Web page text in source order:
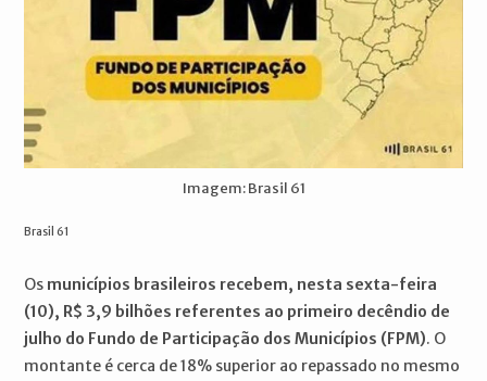
Imagem: Brasil 61
Brasil 61
Os municípios brasileiros recebem, nesta sexta-feira
(10), R$ 3,9 bilhões referentes ao primeiro decêndio de
julho do Fundo de Participação dos Municípios (FPM). O
montante é cerca de 18% superior ao repassado no mesmo